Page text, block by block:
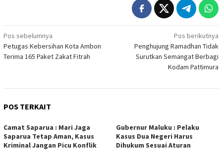
Navigasi
pos
Pos sebelumnya
Petugas Kebersihan Kota Ambon
Terima 165 Paket Zakat Fitrah
Pos berikutnya
Penghujung Ramadhan Tidak
Surutkan Semangat Berbagi
Kodam Pattimura
POS TERKAIT
Camat Saparua : Mari Jaga
Saparua Tetap Aman, Kasus
Kriminal Jangan Picu Konflik
Gubernur Maluku : Pelaku
Kasus Dua Negeri Harus
Dihukum Sesuai Aturan